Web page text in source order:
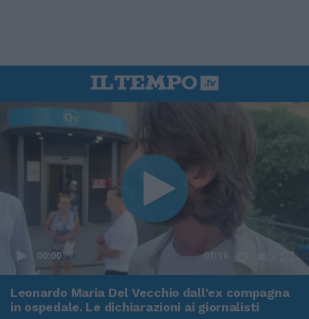
00:00 01:16
Leonardo Maria Del Vecchio dall'ex compagna
in ospedale. Le dichiarazioni ai giornalisti